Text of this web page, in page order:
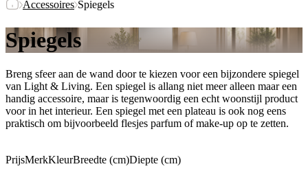
Accessoires Spiegels
Spiegels
Breng sfeer aan de wand door te kiezen voor een bijzondere spiegel
van Light & Living. Een spiegel is allang niet meer alleen maar een
handig accessoire, maar is tegenwoordig een echt woonstijl product
voor in het interieur. Een spiegel met een plateau is ook nog eens
praktisch om bijvoorbeeld flesjes parfum of make-up op te zetten.
PrijsMerkKleurBreedte (cm)Diepte (cm)